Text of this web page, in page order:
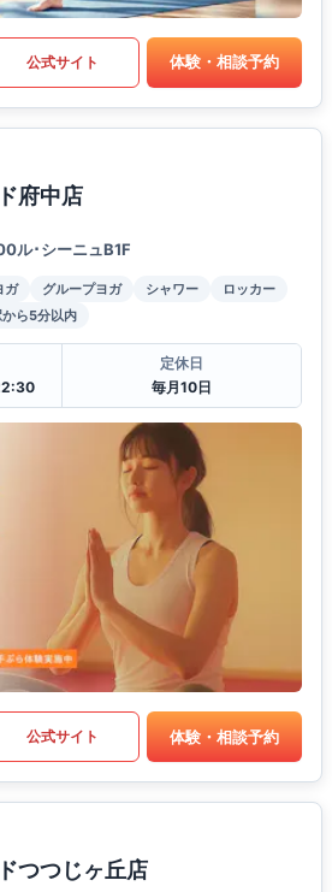
公式サイト 体験・相談予約
府中店
ル･シーニュB1F
ガ グループヨガ シャワー
ロッカー
から5分以内
定休日
毎月10日
公式サイト 体験・相談予約
つつじヶ丘店